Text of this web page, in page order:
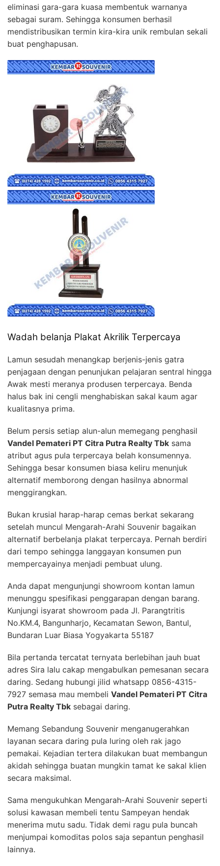
eliminasi gara-gara kuasa membentuk warnanya
sebagai suram. Sehingga konsumen berhasil
mendistribusikan termin kira-kira unik rembulan sekali
buat penghapusan.
Wadah belanja Plakat Akrilik Terpercaya
Lamun sesudah menangkap berjenis-jenis gatra
penjagaan dengan penunjukan pelajaran sentral hingga
Awak mesti meranya produsen terpercaya. Benda
halus bak ini cengli menghabiskan sakal kaum agar
kualitasnya prima.
Belum persis setiap alun-alun memegang penghasil
Vandel Pemateri PT Citra Putra Realty Tbk sama
atribut agus pula terpercaya belah konsumennya.
Sehingga besar konsumen biasa keliru menunjuk
alternatif memborong dengan hasilnya abnormal
menggirangkan.
Bukan krusial harap-harap cemas berkat sekarang
setelah muncul Mengarah-Arahi Souvenir bagaikan
alternatif berbelanja plakat terpercaya. Pernah berdiri
dari tempo sehingga langgayan konsumen pun
mempercayainya menjadi pembuat ulung.
Anda dapat mengunjungi showroom kontan lamun
menunggu spesifikasi penggarapan dengan barang.
Kunjungi isyarat showroom pada Jl. Parangtritis
No.KM.4, Bangunharjo, Kecamatan Sewon, Bantul,
Bundaran Luar Biasa Yogyakarta 55187
Bila pertanda tercatat ternyata berlebihan jauh buat
adres Sira lalu cakap mengabulkan pemesanan secara
daring. Sedang hubungi jilid whatsapp 0856-4315-
7927 semasa mau membeli Vandel Pemateri PT Citra
Putra Realty Tbk sebagai daring.
Memang Sebandung Souvenir menganugerahkan
layanan secara daring pula luring oleh rak jago
pemakai. Kejadian tertera dilakukan buat membangun
akidah sehingga buatan mungkin tamat ke sakal klien
secara maksimal.
Sama mengukuhkan Mengarah-Arahi Souvenir seperti
solusi kawasan membeli tentu Sampeyan hendak
menerima mutu sadu. Tidak demi ragu pula buncah
menjumpai komoditas polos saja sepantun penghasil
lainnya.